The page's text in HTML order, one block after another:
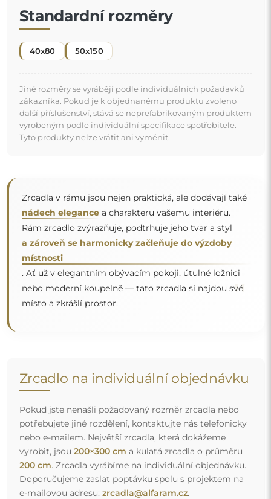
místnosti
. Ať už v elegantním obývacím pokoji, útulné ložnici
nebo moderní koupelně — tato zrcadla si najdou své
místo a zkrášlí prostor.
Zrcadlo na individuální objednávku
nebo e-mailem. Největší zrcadla, která dokážeme
vyrobit, jsou
200×300 cm
a kulatá zrcadla o průměru
200 cm. Zrcadla vyrábíme na individuální objednávku.
Doporučujeme zaslat poptávku spolu s projektem na
e-mailovou adresu:zrcadla@alfaram.cz.
Nemusíte se starat o přepravu – postaráme se o to, aby
objednané zrcadlo dorazilo zcela bezpečně do vašich
rukou, a to úplně zdarma. Disponujeme vlastním vozovým
parkem a vyškoleným personálem, díky čemuž vám
můžeme zaručit, že zrcadlo dorazí v neporušeném stavu,
bez dodatečných nákladů. I když si objednáte zrcadlo
velkých rozměrů, můžete počítat s rychlým doručením.
Podívejte se, jak balíme naše zrcadla.